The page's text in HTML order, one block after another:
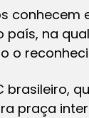
conhecem
país, na
o
praça